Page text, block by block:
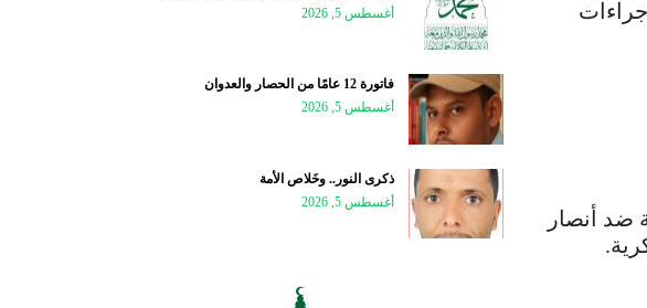
ضد أنصار
أغسطس 5, 2026
فاتورة 12 عامًا من الحصار والعدوان
أغسطس 5, 2026
ذكرى النور.. وخَلاص الأمة
أغسطس 5, 2026